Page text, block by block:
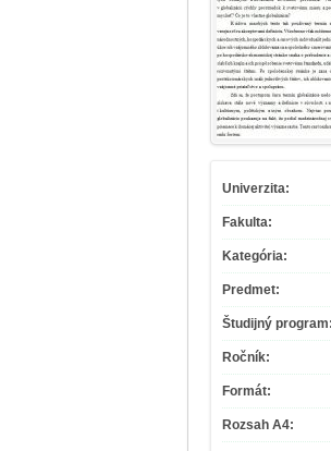
Univerzita:
Fakulta:
Kategória:
Predmet:
Študijný program:
Ročník:
Formát:
Rozsah A4: